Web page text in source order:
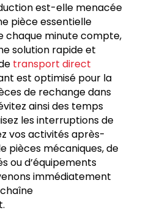
est-elle menacée
pièce essentielle
chaque minute compte,
solution rapide et
transport direct
est optimisé pour la
de rechange dans
ainsi des temps
les interruptions de
vos activités après-
pièces mécaniques, de
ou d’équipements
immédiatement